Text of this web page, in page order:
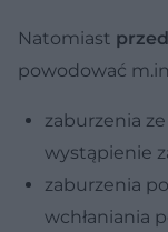
Natomiast
powodować
zaburzenia
wystąpienie
zaburzenia
wchłaniania